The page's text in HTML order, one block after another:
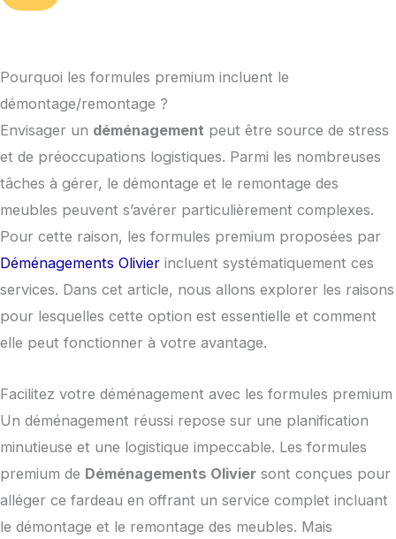
Pourquoi les formules premium incluent le
démontage/remontage ?
Envisager un déménagement peut être source de stress
et de préoccupations logistiques. Parmi les nombreuses
tâches à gérer, le démontage et le remontage des
meubles peuvent s’avérer particulièrement complexes.
Pour cette raison, les formules premium proposées par
Déménagements Olivier incluent systématiquement ces
services. Dans cet article, nous allons explorer les raisons
pour lesquelles cette option est essentielle et comment
elle peut fonctionner à votre avantage.
Facilitez votre déménagement avec les formules premium
Un déménagement réussi repose sur une planification
minutieuse et une logistique impeccable. Les formules
premium de Déménagements Olivier sont conçues pour
alléger ce fardeau en offrant un service complet incluant
le démontage et le remontage des meubles. Mais